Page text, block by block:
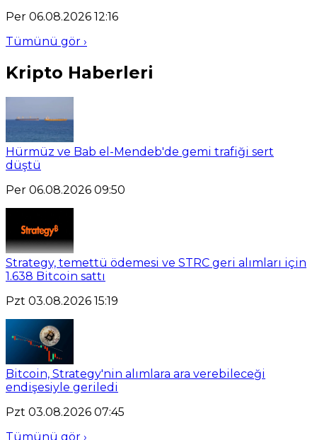
Per 06.08.2026 12:16
Tümünü gör ›
Kripto Haberleri
Hürmüz ve Bab el-Mendeb'de gemi trafiği sert
düştü
Per 06.08.2026 09:50
Strategy, temettü ödemesi ve STRC geri alımları için
1.638 Bitcoin sattı
Pzt 03.08.2026 15:19
Bitcoin, Strategy'nin alımlara ara verebileceği
endişesiyle geriledi
Pzt 03.08.2026 07:45
Tümünü gör ›